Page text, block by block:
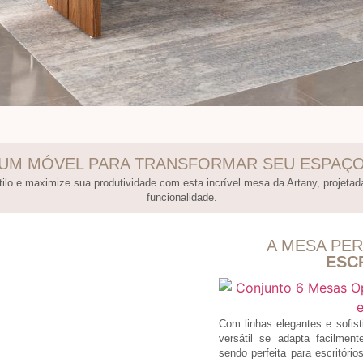
MÓVEL PARA TRANSFORMAR SEU
e maximize sua produtividade com esta incrível mesa da Artany,
funcionalidade.
A MESA
Com linhas elegantes e
versátil se adapta
sendo perfeita para